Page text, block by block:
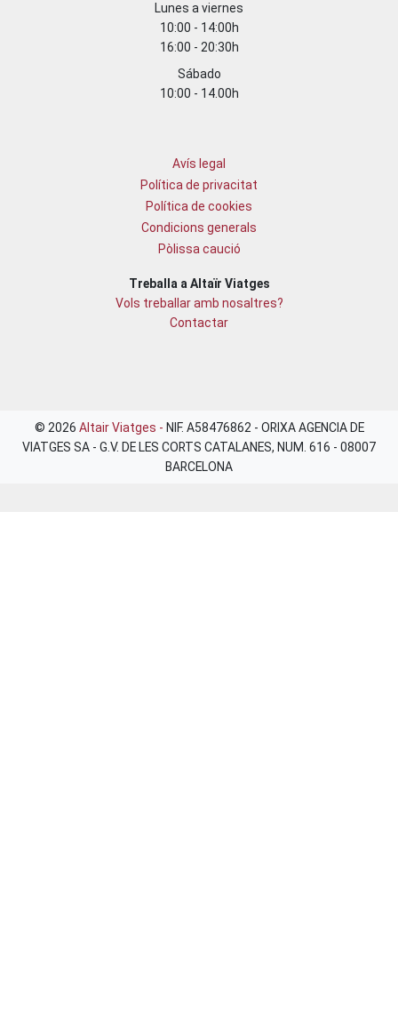
Lunes a viernes
10:00 - 14:00h
16:00 - 20:30h
Sábado
10:00 - 14.00h
Avís legal
Política de privacitat
Política de cookies
Condicions generals
Pòlissa caució
Treballa a Altaïr Viatges
Vols treballar amb nosaltres?
Contactar
© 2026 Altair Viatges - NIF. A58476862 - ORIXA AGENCIA DE
VIATGES SA - G.V. DE LES CORTS CATALANES, NUM. 616 - 08007
BARCELONA